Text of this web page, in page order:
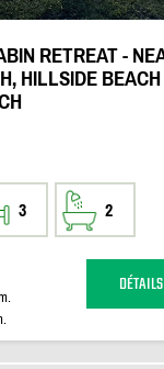
RETREAT -
HILLSIDE
3 2
DÉTAILS